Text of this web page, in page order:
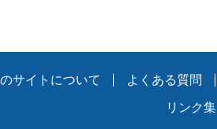
サイトについて よくある質問
リンク集